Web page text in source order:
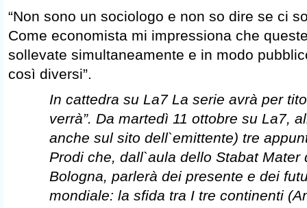
“Non sono un sociologo e non so dire se ci
Come economista mi impressiona che
sollevate simultaneamente e in modo
così diversi”.
In cattedra su La7 La serie avrà per
verrà”. Da martedì 11 ottobre su La7,
anche sul sito dell`emittente) tre
Prodi che, dall`aula dello Stabat Mater
Bologna, parlerà dei presente e dei
mondiale: la sfida tra I tre continenti